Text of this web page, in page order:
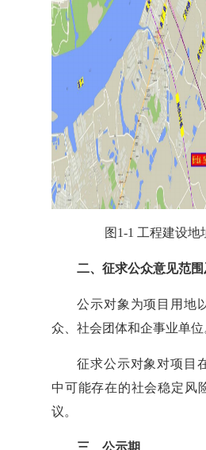
图1-1 工程建设地
二、征求公众意见范
公示对象为项目用地
众、社会团体和企事业单位
征求公示对象对项目
中可能存在的社会稳定风
议。